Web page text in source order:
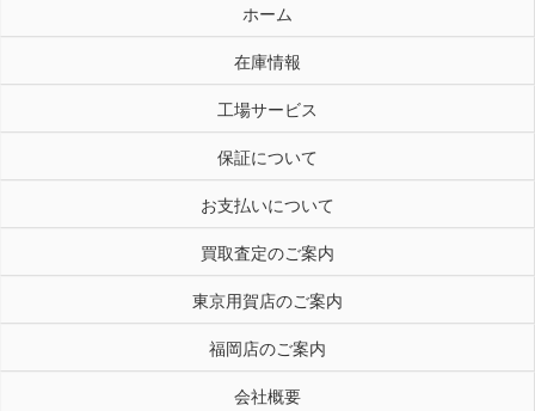
ホーム
在庫情報
工場サービス
保証について
お支払いについて
買取査定のご案内
東京用賀店のご案内
福岡店のご案内
会社概要